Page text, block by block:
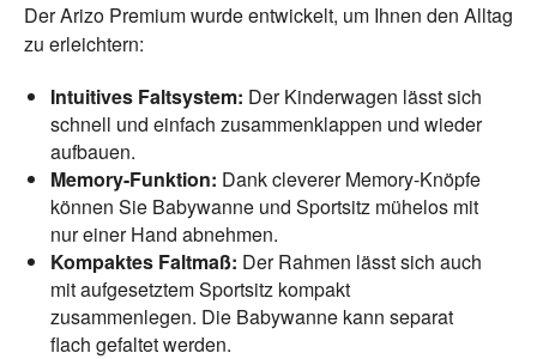
Der Arizo Premium wurde entwickelt, um Ihnen den Alltag
zu erleichtern:
Intuitives Faltsystem: Der Kinderwagen lässt sich
schnell und einfach zusammenklappen und wieder
aufbauen.
Memory-Funktion: Dank cleverer Memory-Knöpfe
können Sie Babywanne und Sportsitz mühelos mit
nur einer Hand abnehmen.
Kompaktes Faltmaß: Der Rahmen lässt sich auch
mit aufgesetztem Sportsitz kompakt
zusammenlegen. Die Babywanne kann separat
flach gefaltet werden.